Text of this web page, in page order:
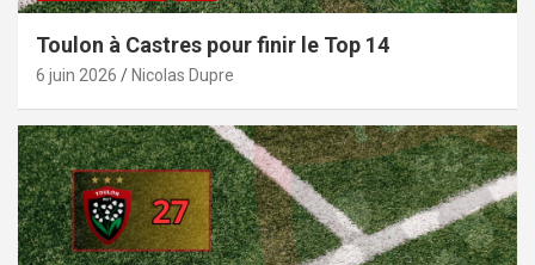
Toulon à Castres pour finir le Top 14
6 juin 2026 Nicolas Dupre